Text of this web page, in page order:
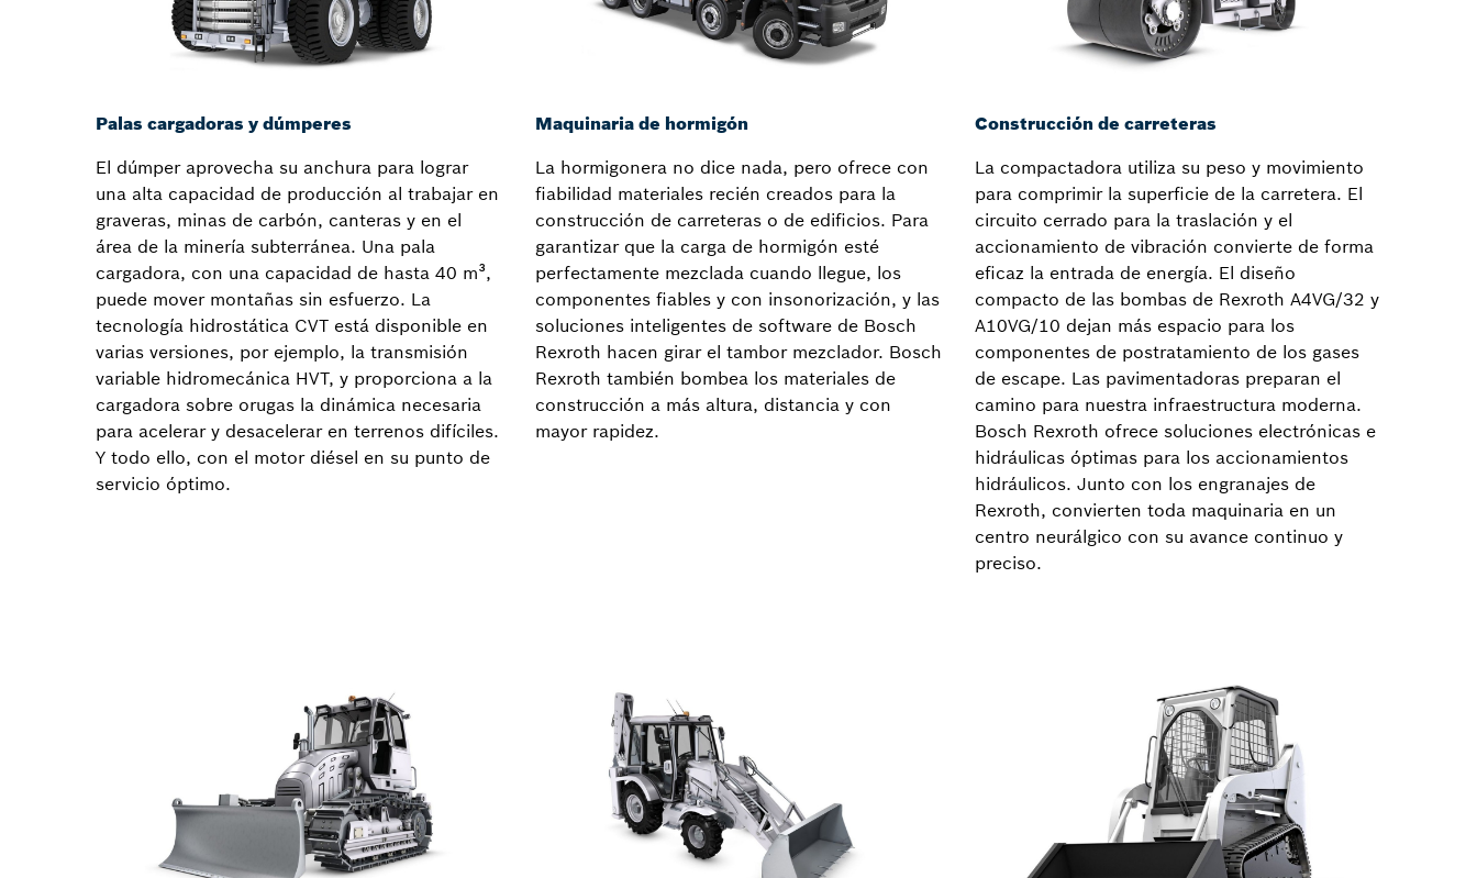
Palas cargadoras y dúmperes
El dúmper aprovecha su anchura para lograr
una alta capacidad de producción al trabajar en
graveras, minas de carbón, canteras y en el
área de la minería subterránea. Una pala
cargadora, con una capacidad de hasta 40 m³,
puede mover montañas sin esfuerzo. La
tecnología hidrostática CVT está disponible en
varias versiones, por ejemplo, la transmisión
variable hidromecánica HVT, y proporciona a la
cargadora sobre orugas la dinámica necesaria
para acelerar y desacelerar en terrenos difíciles.
Y todo ello, con el motor diésel en su punto de
servicio óptimo.
Maquinaria de hormigón
La hormigonera no dice nada, pero ofrece con
fiabilidad materiales recién creados para la
construcción de carreteras o de edificios. Para
garantizar que la carga de hormigón esté
perfectamente mezclada cuando llegue, los
componentes fiables y con insonorización, y las
soluciones inteligentes de software de Bosch
Rexroth hacen girar el tambor mezclador. Bosch
Rexroth también bombea los materiales de
construcción a más altura, distancia y con
mayor rapidez.
Construcción de carreteras
La compactadora utiliza su peso y movimiento
para comprimir la superficie de la carretera. El
circuito cerrado para la traslación y el
accionamiento de vibración convierte de forma
eficaz la entrada de energía. El diseño
compacto de las bombas de Rexroth A4VG/32 y
A10VG/10 dejan más espacio para los
componentes de postratamiento de los gases
de escape. Las pavimentadoras preparan el
camino para nuestra infraestructura moderna.
Bosch Rexroth ofrece soluciones electrónicas e
hidráulicas óptimas para los accionamientos
hidráulicos. Junto con los engranajes de
Rexroth, convierten toda maquinaria en un
centro neurálgico con su avance continuo y
preciso.